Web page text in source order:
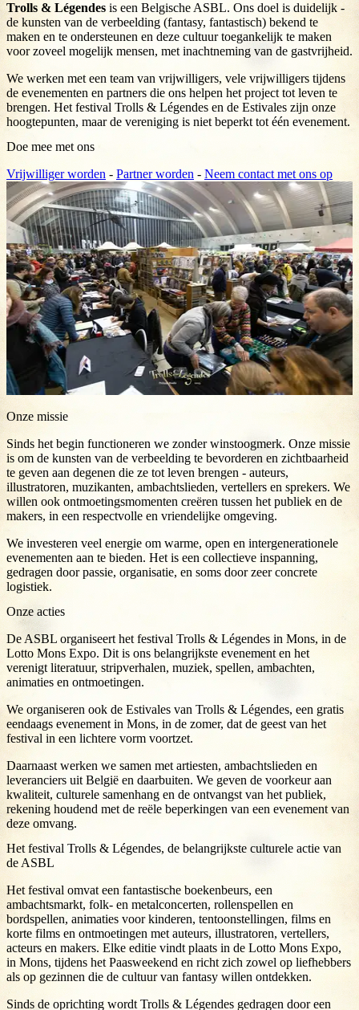
Trolls & Légendes is een Belgische ASBL. Ons doel is duidelijk -
de kunsten van de verbeelding (fantasy, fantastisch) bekend te
maken en te ondersteunen en deze cultuur toegankelijk te maken
voor zoveel mogelijk mensen, met inachtneming van de gastvrijheid.
We werken met een team van vrijwilligers, vele vrijwilligers tijdens
de evenementen en partners die ons helpen het project tot leven te
brengen. Het festival Trolls & Légendes en de Estivales zijn onze
hoogtepunten, maar de vereniging is niet beperkt tot één evenement.
Doe mee met ons
Vrijwilliger worden - Partner worden - Neem contact met ons op
Onze missie
Sinds het begin functioneren we zonder winstoogmerk. Onze missie
is om de kunsten van de verbeelding te bevorderen en zichtbaarheid
te geven aan degenen die ze tot leven brengen - auteurs,
illustratoren, muzikanten, ambachtslieden, vertellers en sprekers. We
willen ook ontmoetingsmomenten creëren tussen het publiek en de
makers, in een respectvolle en vriendelijke omgeving.
We investeren veel energie om warme, open en intergenerationele
evenementen aan te bieden. Het is een collectieve inspanning,
gedragen door passie, organisatie, en soms door zeer concrete
logistiek.
Onze acties
De ASBL organiseert het festival Trolls & Légendes in Mons, in de
Lotto Mons Expo. Dit is ons belangrijkste evenement en het
verenigt literatuur, stripverhalen, muziek, spellen, ambachten,
animaties en ontmoetingen.
We organiseren ook de Estivales van Trolls & Légendes, een gratis
eendaags evenement in Mons, in de zomer, dat de geest van het
festival in een lichtere vorm voortzet.
Daarnaast werken we samen met artiesten, ambachtslieden en
leveranciers uit België en daarbuiten. We geven de voorkeur aan
kwaliteit, culturele samenhang en de ontvangst van het publiek,
rekening houdend met de reële beperkingen van een evenement van
deze omvang.
Het festival Trolls & Légendes, de belangrijkste culturele actie van
de ASBL
Het festival omvat een fantastische boekenbeurs, een
ambachtsmarkt, folk- en metalconcerten, rollenspellen en
bordspellen, animaties voor kinderen, tentoonstellingen, films en
korte films en ontmoetingen met auteurs, illustratoren, vertellers,
acteurs en makers. Elke editie vindt plaats in de Lotto Mons Expo,
in Mons, tijdens het Paasweekend en richt zich zowel op liefhebbers
als op gezinnen die de cultuur van fantasy willen ontdekken.
Sinds de oprichting wordt Trolls & Légendes gedragen door een